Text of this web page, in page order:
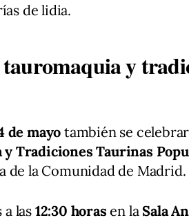
de lidia.
y
de mayo también se
Tradiciones Taurinas
de la Comunidad de Madrid.
las12:30 horas en laSala